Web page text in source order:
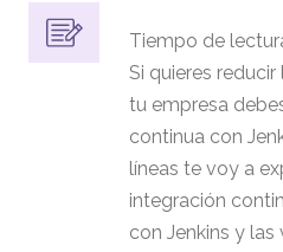
Tiempo de
Si quieres
tu empresa
continua con
líneas te voy a
integración
con Jenkins y